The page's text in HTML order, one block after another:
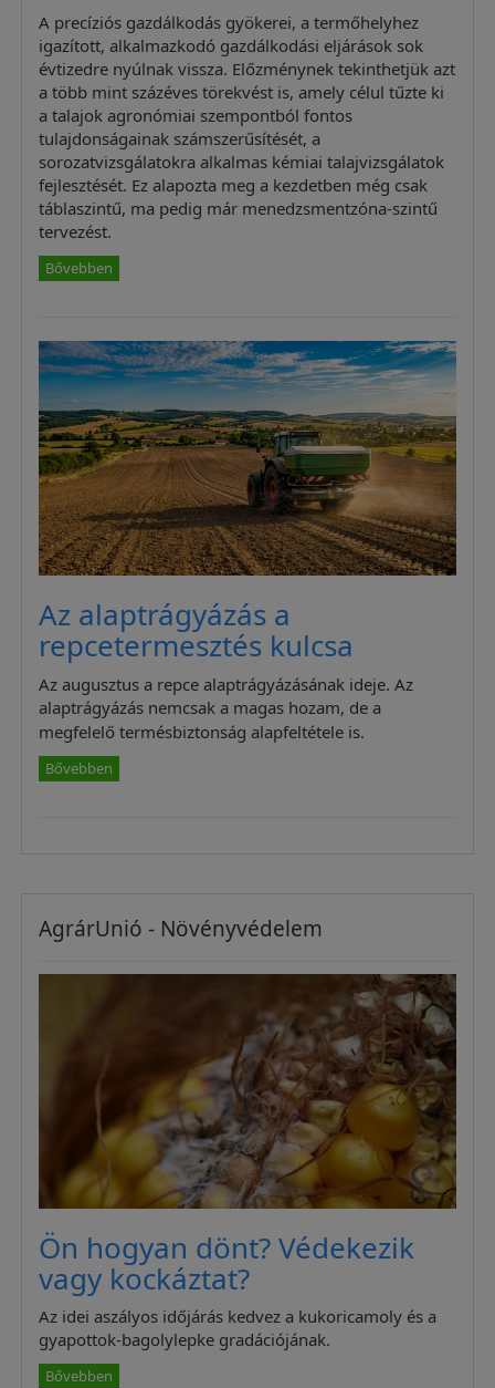
A precíziós gazdálkodás gyökerei, a termőhelyhez
igazított, alkalmazkodó gazdálkodási eljárások sok
évtizedre nyúlnak vissza. Előzménynek tekinthetjük azt
a több mint százéves törekvést is, amely célul tűzte ki
a talajok agronómiai szempontból fontos
tulajdonságainak számszerűsítését, a
sorozatvizsgálatokra alkalmas kémiai talajvizsgálatok
fejlesztését. Ez alapozta meg a kezdetben még csak
táblaszintű, ma pedig már menedzsmentzóna-szintű
tervezést.
Bővebben
Az alaptrágyázás a
repcetermesztés kulcsa
Az augusztus a repce alaptrágyázásának ideje. Az
alaptrágyázás nemcsak a magas hozam, de a
megfelelő termésbiztonság alapfeltétele is.
Bővebben
AgrárUnió - Növényvédelem
Ön hogyan dönt? Védekezik
vagy kockáztat?
Az idei aszályos időjárás kedvez a kukoricamoly és a
gyapottok-bagolylepke gradációjának.
Bővebben